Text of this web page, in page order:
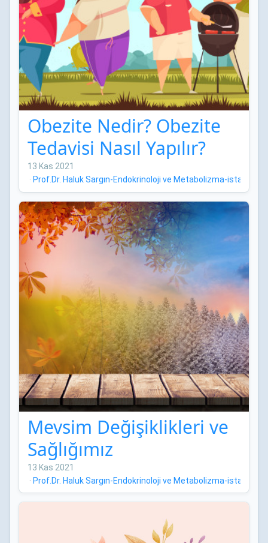
Obezite Nedir? Obezite
Tedavisi Nasıl Yapılır?
13 Kas 2021
· Prof.Dr. Haluk Sargın-Endokrinoloji ve Metabolizma-istanbul
Mevsim Değişiklikleri ve
Sağlığımız
13 Kas 2021
· Prof.Dr. Haluk Sargın-Endokrinoloji ve Metabolizma-istanbul